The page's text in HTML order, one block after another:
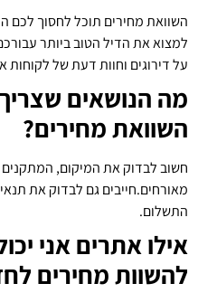
השוואת מחירים תוכל לחסוך לכם
למצוא את הדיל הטוב ביותר
על דירוגים וחוות דעת של לקוחות
מה הנושאים
השוואת מחירים?
חשוב לבדוק את המיקום,
מאורחים.חייבים גם לבדוק את
התשלום.
אילו אתרים אני
להשוות מחירים